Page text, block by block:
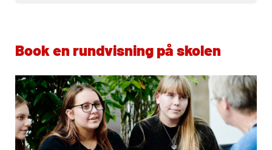
Book en rundvisning på skolen